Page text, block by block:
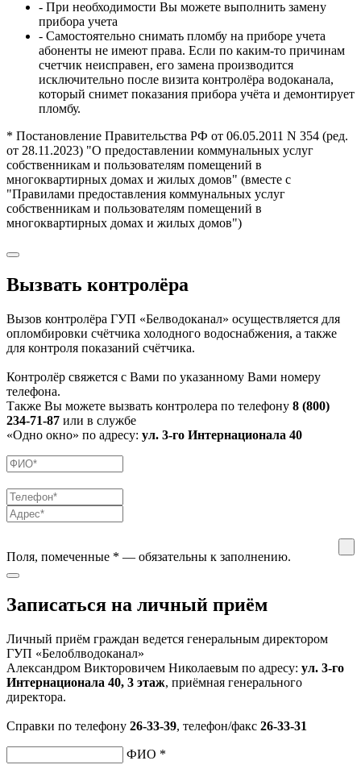
- При необходимости Вы можете выполнить замену
прибора учета
- Самостоятельно снимать пломбу на приборе учета
абоненты не имеют права. Если по каким-то причинам
счетчик неисправен, его замена производится
исключительно после визита контролёра водоканала,
который снимет показания прибора учёта и демонтирует
пломбу.
* Постановление Правительства РФ от 06.05.2011 N 354 (ред.
от 28.11.2023) "О предоставлении коммунальных услуг
собственникам и пользователям помещений в
многоквартирных домах и жилых домов" (вместе с
"Правилами предоставления коммунальных услуг
собственникам и пользователям помещений в
многоквартирных домах и жилых домов")
Вызвать контролёра
Вызов контролёра ГУП «Белводоканал» осуществляется для
опломбировки счётчика холодного водоснабжения, а также
для контроля показаний счётчика.
Контролёр свяжется с Вами по указанному Вами номеру
телефона.
Также Вы можете вызвать контролера по телефону 8 (800)
234-71-87 или в службе
«Одно окно» по адресу: ул. 3-го Интернационала 40
Поля, помеченные * — обязательны к заполнению.
Записаться на личный приём
Личный приём граждан ведется генеральным директором
ГУП «Белоблводоканал»
Александром Викторовичем Николаевым по адресу: ул. 3-го
Интернационала 40, 3 этаж, приёмная генерального
директора.
Справки по телефону 26-33-39, телефон/факс 26-33-31
ФИО *